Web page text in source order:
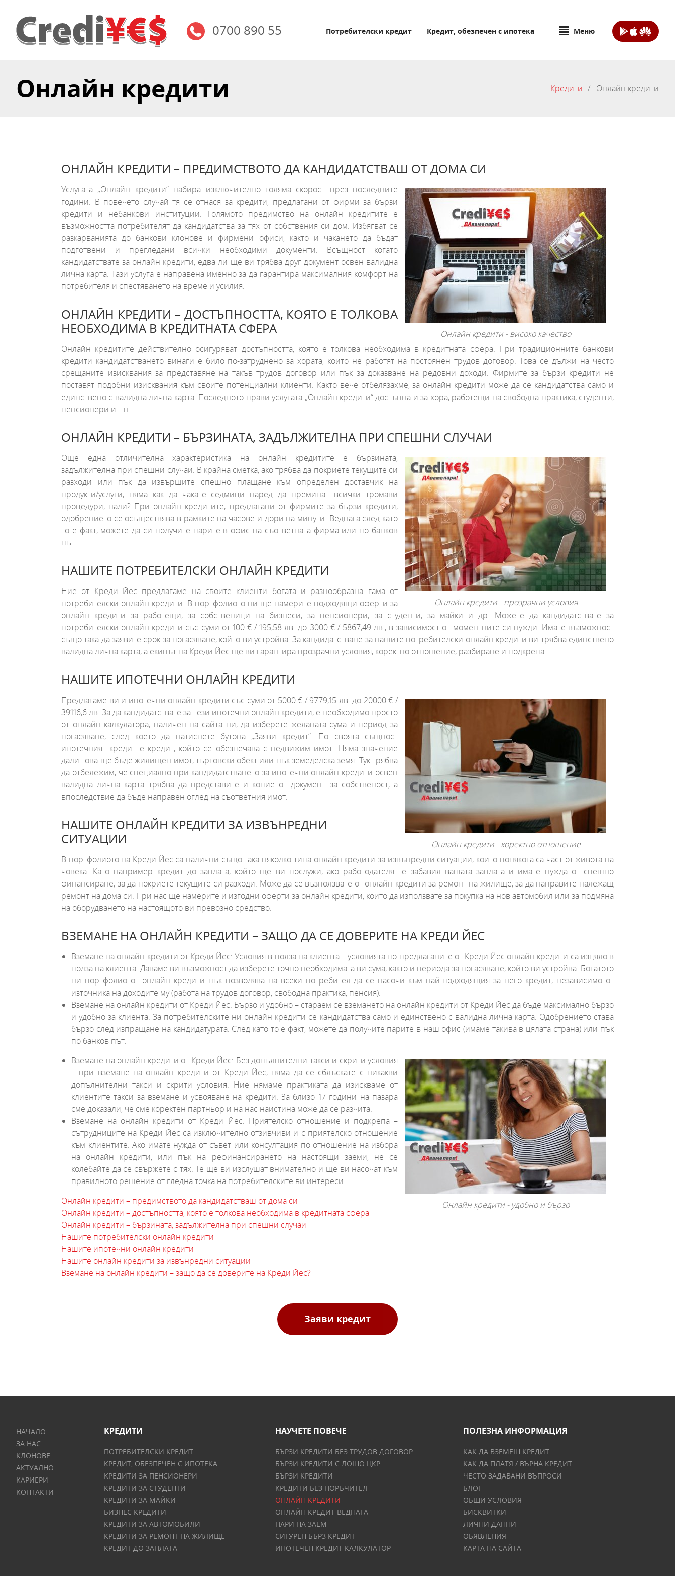
0700 890 55 Меню
Потребителски кредит Кредит, обезпечен с ипотека
Онлайн кредити Кредити Онлайн кредити
ОНЛАЙН КРЕДИТИ – ПРЕДИМСТВОТО ДА КАНДИДАТСТВАШ ОТ ДОМА СИ
Онлайн кредити - високо качество
Услугата „Онлайн кредити“ набира изключително голяма скорост през последните
години. В повечето случай тя се отнася за кредити, предлагани от фирми за бързи
кредити и небанкови институции. Голямото предимство на онлайн кредитите е
възможността потребителят да кандидатства за тях от собствения си дом. Избягват се
разкарванията до банкови клонове и фирмени офиси, както и чакането да бъдат
подготвени и прегледани всички необходими документи. Всъщност когато
кандидатствате за онлайн кредити, едва ли ще ви трябва друг документ освен валидна
лична карта. Тази услуга е направена именно за да гарантира максималния комфорт на
потребителя и спестяването на време и усилия.
ОНЛАЙН КРЕДИТИ – ДОСТЪПНОСТТА, КОЯТО Е ТОЛКОВА
НЕОБХОДИМА В КРЕДИТНАТА СФЕРА
Онлайн кредитите действително осигуряват достъпността, която е толкова необходима в кредитната сфера. При традиционните банкови
кредити кандидатстването винаги е било по-затруднено за хората, които не работят на постоянен трудов договор. Това се дължи на често
срещаните изисквания за представяне на такъв трудов договор или пък за доказване на редовни доходи. Фирмите за бързи кредити не
поставят подобни изисквания към своите потенциални клиенти. Както вече отбелязахме, за онлайн кредити може да се кандидатства само и
единствено с валидна лична карта. Последното прави услугата „Онлайн кредити“ достъпна и за хора, работещи на свободна практика, студенти,
пенсионери и т.н.
ОНЛАЙН КРЕДИТИ – БЪРЗИНАТА, ЗАДЪЛЖИТЕЛНА ПРИ СПЕШНИ СЛУЧАИ
Онлайн кредити - прозрачни условия
Още една отличителна характеристика на онлайн кредитите е бързината,
задължителна при спешни случаи. В крайна сметка, ако трябва да покриете текущите си
разходи или пък да извършите спешно плащане към определен доставчик на
продукти/услуги, няма как да чакате седмици наред да преминат всички тромави
процедури, нали? При онлайн кредитите, предлагани от фирмите за бързи кредити,
одобрението се осъществява в рамките на часове и дори на минути. Веднага след като
то е факт, можете да си получите парите в офис на съответната фирма или по банков
път.
НАШИТЕ ПОТРЕБИТЕЛСКИ ОНЛАЙН КРЕДИТИ
Ние от Креди Йес предлагаме на своите клиенти богата и разнообразна гама от
потребителски онлайн кредити. В портфолиото ни ще намерите подходящи оферти за
онлайн кредити за работещи, за собственици на бизнеси, за пенсионери, за студенти, за майки и др. Можете да кандидатствате за
потребителски онлайн кредити със суми от 100 € / 195,58 лв. до 3000 € / 5867,49 лв., в зависимост от моментните си нужди. Имате възможност
също така да заявите срок за погасяване, който ви устройва. За кандидатстване за нашите потребителски онлайн кредити ви трябва единствено
валидна лична карта, а екипът на Креди Йес ще ви гарантира прозрачни условия, коректно отношение, разбиране и подкрепа.
НАШИТЕ ИПОТЕЧНИ ОНЛАЙН КРЕДИТИ
Онлайн кредити - коректно отношение
Предлагаме ви и ипотечни онлайн кредити със суми от 5000 € / 9779,15 лв. до 20000 € /
39116,6 лв. За да кандидатствате за тези ипотечни онлайн кредити, е необходимо просто
от онлайн калкулатора, наличен на сайта ни, да изберете желаната сума и период за
погасяване, след което да натиснете бутона „Заяви кредит“. По своята същност
ипотечният кредит е кредит, който се обезпечава с недвижим имот. Няма значение
дали това ще бъде жилищен имот, търговски обект или пък земеделска земя. Тук трябва
да отбележим, че специално при кандидатстването за ипотечни онлайн кредити освен
валидна лична карта трябва да представите и копие от документ за собственост, а
впоследствие да бъде направен оглед на съответния имот.
НАШИТЕ ОНЛАЙН КРЕДИТИ ЗА ИЗВЪНРЕДНИ
СИТУАЦИИ
В портфолиото на Креди Йес са налични също така няколко типа онлайн кредити за извънредни ситуации, които понякога са част от живота на
човека. Като например кредит до заплата, който ще ви послужи, ако работодателят е забавил вашата заплата и имате нужда от спешно
финансиране, за да покриете текущите си разходи. Може да се възползвате от онлайн кредити за ремонт на жилище, за да направите належащ
ремонт на дома си. При нас ще намерите и изгодни оферти за онлайн кредити, които да използвате за покупка на нов автомобил или за подмяна
на оборудването на настоящото ви превозно средство.
ВЗЕМАНЕ НА ОНЛАЙН КРЕДИТИ – ЗАЩО ДА СЕ ДОВЕРИТЕ НА КРЕДИ ЙЕС
Вземане на онлайн кредити от Креди Йес: Условия в полза на клиента – условията по предлаганите от Креди Йес онлайн кредити са изцяло в
полза на клиента. Даваме ви възможност да изберете точно необходимата ви сума, както и периода за погасяване, който ви устройва. Богатото
ни портфолио от онлайн кредити пък позволява на всеки потребител да се насочи към най-подходящия за него кредит, независимо от
източника на доходите му (работа на трудов договор, свободна практика, пенсия).
Вземане на онлайн кредити от Креди Йес: Бързо и удобно – стараем се вземането на онлайн кредити от Креди Йес да бъде максимално бързо
и удобно за клиента. За потребителските ни онлайн кредити се кандидатства само и единствено с валидна лична карта. Одобрението става
бързо след изпращане на кандидатурата. След като то е факт, можете да получите парите в наш офис (имаме такива в цялата страна) или пък
по банков път.
Онлайн кредити - удобно и бързо
Вземане на онлайн кредити от Креди Йес: Без допълнителни такси и скрити условия
– при вземане на онлайн кредити от Креди Йес, няма да се сблъскате с никакви
допълнителни такси и скрити условия. Ние нямаме практиката да изискваме от
клиентите такси за вземане и усвояване на кредити. За близо 17 години на пазара
сме доказали, че сме коректен партньор и на нас наистина може да се разчита.
Вземане на онлайн кредити от Креди Йес: Приятелско отношение и подкрепа –
сътрудниците на Креди Йес са изключително отзивчиви и с приятелско отношение
към клиентите. Ако имате нужда от съвет или консултация по отношение на избора
на онлайн кредити, или пък на рефинансирането на настоящи заеми, не се
колебайте да се свържете с тях. Те ще ви изслушат внимателно и ще ви насочат към
правилното решение от гледна точка на потребителските ви интереси.
Онлайн кредити – предимството да кандидатстваш от дома си
Онлайн кредити – достъпността, която е толкова необходима в кредитната сфера
Онлайн кредити – бързината, задължителна при спешни случаи
Нашите потребителски онлайн кредити
Нашите ипотечни онлайн кредити
Нашите онлайн кредити за извънредни ситуации
Вземане на онлайн кредити – защо да се доверите на Креди Йес?
Заяви кредит
НАЧАЛО
ЗА НАС
КЛОНОВЕ
АКТУАЛНО
КАРИЕРИ
КОНТАКТИ
КРЕДИТИ
ПОТРЕБИТЕЛСКИ КРЕДИТ
КРЕДИТ, ОБЕЗПЕЧЕН С ИПОТЕКА
КРЕДИТИ ЗА ПЕНСИОНЕРИ
КРЕДИТИ ЗА СТУДЕНТИ
КРЕДИТИ ЗА МАЙКИ
БИЗНЕС КРЕДИТИ
КРЕДИТИ ЗА АВТОМОБИЛИ
КРЕДИТИ ЗА РЕМОНТ НА ЖИЛИЩЕ
КРЕДИТ ДО ЗАПЛАТА
НАУЧЕТЕ ПОВЕЧЕ
БЪРЗИ КРЕДИТИ БЕЗ ТРУДОВ ДОГОВОР
БЪРЗИ КРЕДИТИ С ЛОШО ЦКР
БЪРЗИ КРЕДИТИ
КРЕДИТИ БЕЗ ПОРЪЧИТЕЛ
ОНЛАЙН КРЕДИТИ
ОНЛАЙН КРЕДИТ ВЕДНАГА
ПАРИ НА ЗАЕМ
СИГУРЕН БЪРЗ КРЕДИТ
ИПОТЕЧЕН КРЕДИТ КАЛКУЛАТОР
ПОЛЕЗНА ИНФОРМАЦИЯ
КАК ДА ВЗЕМЕШ КРЕДИТ
КАК ДА ПЛАТЯ / ВЪРНА КРЕДИТ
ЧЕСТО ЗАДАВАНИ ВЪПРОСИ
БЛОГ
ОБЩИ УСЛОВИЯ
БИСКВИТКИ
ЛИЧНИ ДАННИ
ОБЯВЛЕНИЯ
КАРТА НА САЙТА